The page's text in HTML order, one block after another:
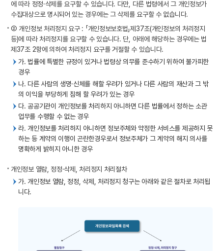
에 따라 정정·삭제를 요구할 수 있습니다. 다만, 다른 법령에서 그 개인정보가
수집대상으로 명시되어 있는 경우에는 그 삭제를 요구할 수 없습니다.
② 개인정보 처리정지 요구 : 「개인정보보호법」제37조(개인정보의 처리정지
등)에 따라 처리정지를 요구할 수 있습니다. 단, 아래에 해당하는 경우에는 법
제37조 2항에 의하여 처리정지 요구를 거절할 수 있습니다.
가. 법률에 특별한 규정이 있거나 법령상 의무를 준수하기 위하여 불가피한
경우
나. 다른 사람의 생명·신체를 해할 우려가 있거나 다른 사람의 재산과 그 밖
의 이익을 부당하게 침해 할 우려가 있는 경우
다. 공공기관이 개인정보를 처리하지 아니하면 다른 법률에서 정하는 소관
업무를 수행할 수 없는 경우
라. 개인정보를 처리하지 아니하면 정보주체와 약정한 서비스를 제공하지 못
하는 등 계약의 이행이 곤란한경우로서 정보주체가 그 계약의 해지 의사를
명확하게 밝히지 아니한 경우
개인정보 열람, 정정·삭제, 처리정지 처리절차
가. 개인정보 열람, 정정, 삭제, 처리정지 청구는 아래와 같은 절차로 처리됩
니다.